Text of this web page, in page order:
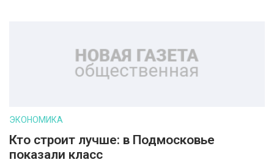
ЭКОНОМИКА
Кто строит лучше: в Подмосковье
показали класс